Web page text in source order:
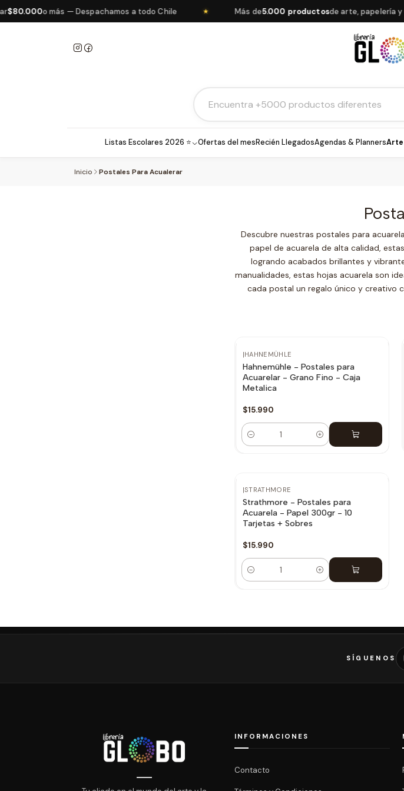
o más — Despachamos a todo Chile Más de5.000 productosde arte, papelería y
Listas Escolares 2026 ⭐ Ofertas del mesRecién LlegadosAgendas & Planners
Inicio Postales Para Acualerar
Descubre nuestras postales para
papel de acuarela de alta calidad,
logrando acabados brillantes y
manualidades, estas hojas acuarela son
cada postal un regalo único y creativo
|HAHNEMÜHLE
Hahnemühle - Postales para
Acuarelar - Grano Fino - Caja
Metalica
$15.990
Cantidad
|STRATHMORE
Strathmore - Postales para
Acuarela - Papel 300gr - 10
Tarjetas + Sobres
$15.990
Cantidad
SÍGUENOS
INFORMACIONES
Contacto